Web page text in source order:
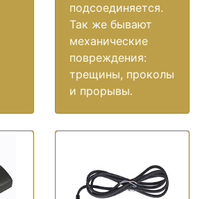
подсоединяется.
Так же бывают
механические
повреждения:
трещины, проколы
и прорывы.